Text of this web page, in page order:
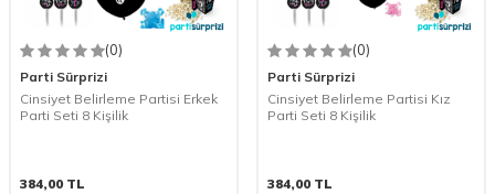
(0)
Parti Sürprizi
Cinsiyet Belirleme Partisi Erkek
Parti Seti 8 Kişilik
384,00 TL
(0)
Parti Sürprizi
Cinsiyet Belirleme Partisi Kız
Parti Seti 8 Kişilik
384,00 TL